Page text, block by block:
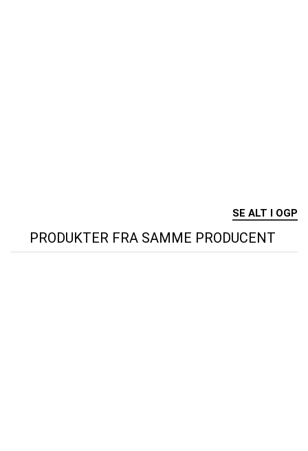
SE ALT I OGP
PRODUKTER FRA SAMME PRODUCENT